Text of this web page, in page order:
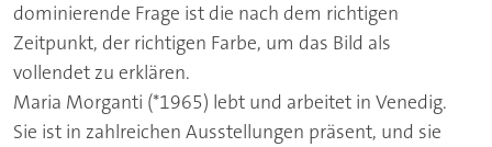
dominierende Frage ist die nach dem richtigen
Zeitpunkt, der richtigen Farbe, um das Bild als
vollendet zu erklären.
Maria Morganti (*1965) lebt und arbeitet in Venedig.
Sie ist in zahlreichen Ausstellungen präsent, und sie